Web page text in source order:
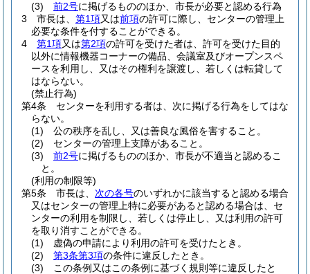
(3)
前2号に掲げるもののほか、市長が必要と認める行為
3
市長は、 第1項又は前項の許可に際し、センターの管理上
必要な条件を付することができる。
4
第1項又は第2項の許可を受けた者は、許可を受けた目的
以外に情報機器コーナーの備品、会議室及びオープンスペ
ースを利用し、又はその権利を譲渡し、若しくは転貸して
はならない。
(禁止行為)
第4条
センターを利用する者は、次に掲げる行為をしてはな
らない。
(1)
公の秩序を乱し、又は善良な風俗を害すること。
(2)
センターの管理上支障があること。
(3)
前2号に掲げるもののほか、市長が不適当と認めるこ
と。
(利用の制限等)
第5条
市長は、 次の各号のいずれかに該当すると認める場合
又はセンターの管理上特に必要があると認める場合は、セ
ンターの利用を制限し、若しくは停止し、又は利用の許可
を取り消すことができる。
(1)
虚偽の申請により利用の許可を受けたとき。
(2)
第3条第3項の条件に違反したとき。
(3)
この条例又はこの条例に基づく規則等に違反したと